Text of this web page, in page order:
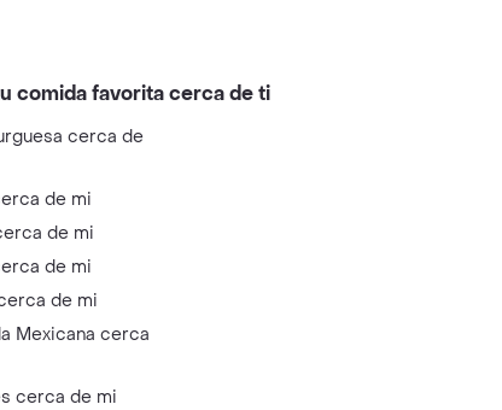
comida favorita cerca de ti
cerca de
de mi
de mi
de mi
de mi
Mexicana cerca
cerca de mi